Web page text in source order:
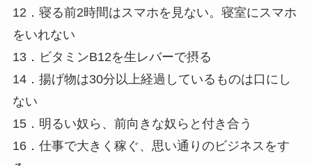
12．寝る前2時間はスマホを見ない。寝室にスマホ
をいれない
13．ビタミンB12を生レバーで摂る
14．揚げ物は30分以上経過しているものは口にし
ない
15．明るい奴ら、前向きな奴らと付き合う
16．仕事で大きく稼ぐ、思い通りのビジネスをす